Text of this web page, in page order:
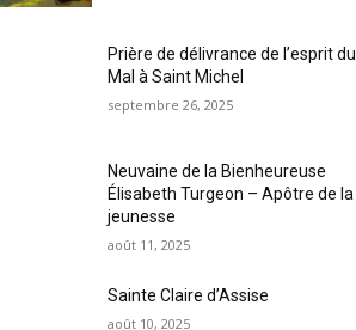
Prière de délivrance de l’esprit du
Mal à Saint Michel
septembre 26, 2025
Neuvaine de la Bienheureuse
Élisabeth Turgeon – Apôtre de la
jeunesse
août 11, 2025
Sainte Claire d’Assise
août 10, 2025